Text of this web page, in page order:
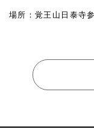
場所：覚王山日泰寺